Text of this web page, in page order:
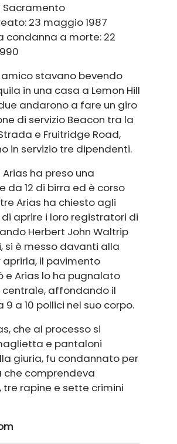
Sacramento
23 maggio 1987
condanna a morte: 22
amico stavano bevendo
in una casa a Lemon Hill
andarono a fare un giro
di servizio Beacon tra la
e Fruitridge Road,
in servizio tre dipendenti.
ha preso una
da 12 di birra ed è corso
Arias ha chiesto agli
aprire i loro registratori di
Herbert John Waltrip
si è messo davanti alla
il pavimento
e Arias lo ha pugnalato
affondando il
a 10 pollici nel suo corpo.
che al processo si
e pantaloni
giuria, fu condannato per
che comprendeva
tre rapine e sette crimini